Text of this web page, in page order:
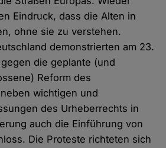
Eindruck, dass die Alten in
ohne sie zu verstehen.
demonstrierten am 23.
die geplante (und
Reform des
wichtigen und
des Urheberrechts in
auch die Einführung von
Die Proteste richteten sich